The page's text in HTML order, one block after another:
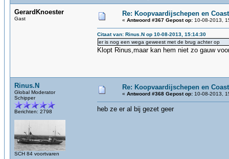
GerardKnoester
Gast
Re: Koopvaardijschepen en
« Antwoord #367 Gepost op: 10-08-2013,
Citaat van: Rinus.N op 10-08-2013, 15:14:30
er is nog een wega geweest met de brug achter op
Klopt Rinus,maar kan hem niet zo gauw
Rinus.N
Global Moderator
Schipper
Berichten: 2798
SCH 84 voortvaren
Re: Koopvaardijschepen en
« Antwoord #368 Gepost op: 10-08-2013,
heb ze er al bij gezet geer